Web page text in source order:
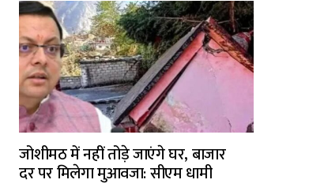
जोशीमठ में नहीं तोड़े जाएंगे घर, बाजार
दर पर मिलेगा मुआवजा: सीएम धामी